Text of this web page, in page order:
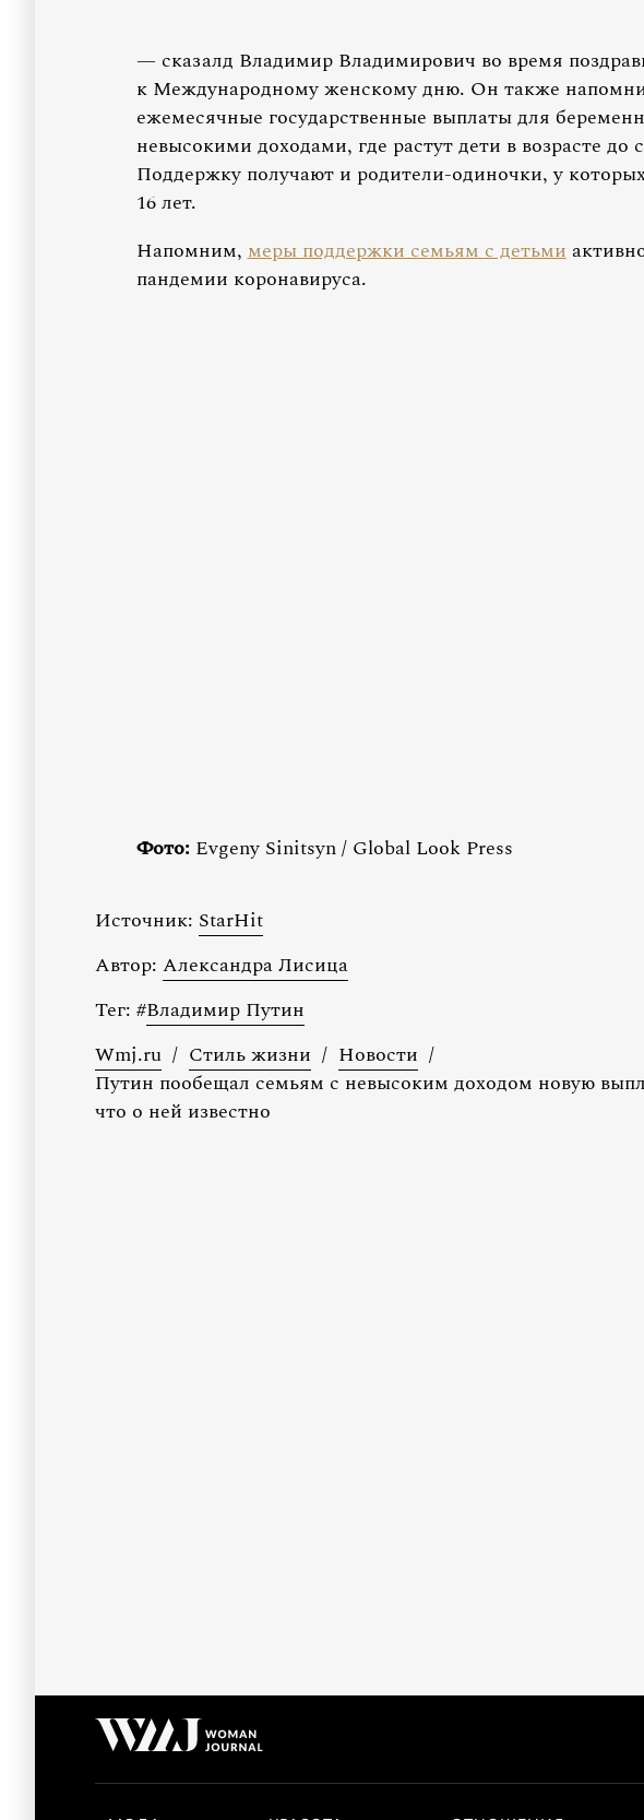
— сказалд Владимир Владимирович во время
к Международному женскому дню. Он также
ежемесячные государственные выплаты для
невысокими доходами, где растут дети в возрасте до
Поддержку получают и родители-одиночки, у которых
16 лет.
Напомним,меры поддержки семьям с детьми
пандемии коронавируса.
Фото:Evgeny Sinitsyn / Global Look Press
Источник: StarHit
Автор: Александра Лисица
Тег: #Владимир Путин
Wmj.ru / Стиль жизни / Новости /
Путин пообещал семьям с невысоким доходом новую
что о ней известно